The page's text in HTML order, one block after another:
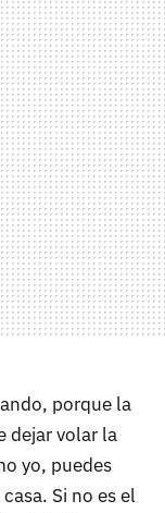
porque la
dejar volar la
yo, puedes
Si no es el